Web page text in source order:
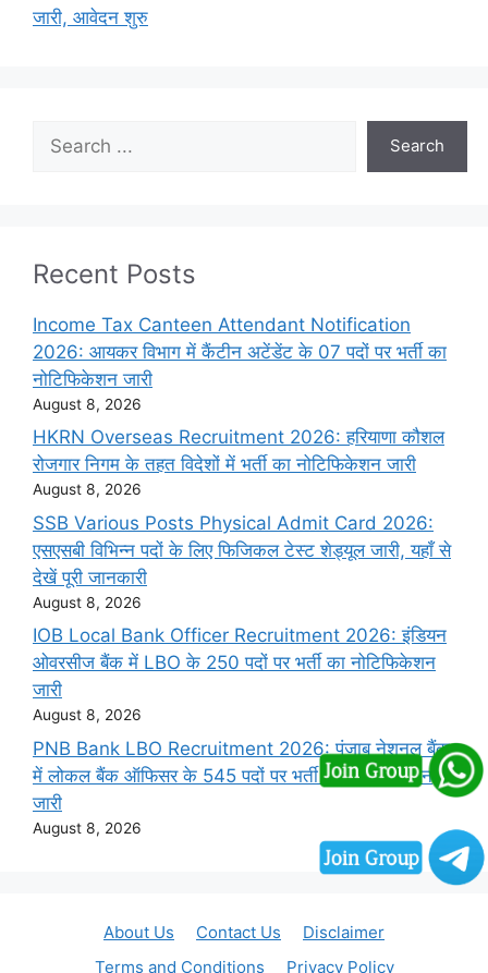
जारी, आवेदन शुरु
Search
Recent Posts
Income Tax Canteen Attendant Notification
2026: आयकर विभाग में कैंटीन अटेंडेंट के 07 पदों पर भर्ती का
नोटिफिकेशन जारी
August 8, 2026
HKRN Overseas Recruitment 2026: हरियाणा कौशल
रोजगार निगम के तहत विदेशों में भर्ती का नोटिफिकेशन जारी
August 8, 2026
SSB Various Posts Physical Admit Card 2026:
एसएसबी विभिन्न पदों के लिए फिजिकल टेस्ट शेड्यूल जारी, यहाँ से
देखें पूरी जानकारी
August 8, 2026
IOB Local Bank Officer Recruitment 2026: इंडियन
ओवरसीज बैंक में LBO के 250 पदों पर भर्ती का नोटिफिकेशन
जारी
August 8, 2026
PNB Bank LBO Recruitment 2026: पंजाब नेशनल बैंक
में लोकल बैंक ऑफिसर के 545 पदों पर भर्ती का नोटिफिकेशन
जारी
August 8, 2026
About Us Contact Us
Disclaimer
Terms and Conditions
Privacy Policy